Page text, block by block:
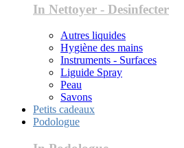
In Nettoyer - Desinfecter
Autres liquides
Hygiène des mains
Instruments - Surfaces
Liguide Spray
Peau
Savons
Petits cadeaux
Podologue